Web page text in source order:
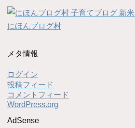
にほんブログ村
メタ情報
ログイン
投稿フィード
コメントフィード
WordPress.org
AdSense